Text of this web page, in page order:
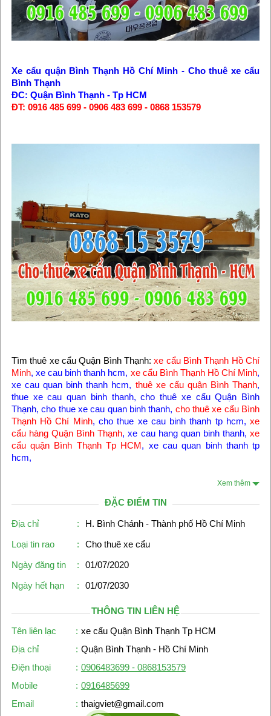
Xe cẩu quận Bình Thạnh Hồ Chí Minh - Cho thuê xe cẩu
Bình Thạnh
ĐC: Quận Bình Thạnh - Tp HCM
ĐT: 0916 485 699 - 0906 483 699 - 0868 153579
Tìm thuê xe cẩu Quận Bình Thạnh:xe cẩu Bình Thạnh Hồ Chí
Minh, xe cau binh thanh hcm, xe cẩu Bình Thạnh Hồ Chí Minh,
xe cau quan binh thanh hcm, thuê xe cẩu quận Bình Thạnh,
thue xe cau quan binh thanh,cho thuê xe cẩu Quận Bình
Thạnh, cho thue xe cau quan binh thanh, cho thuê xe cẩu Bình
Thạnh Hồ Chí Minh, cho thue xe cau binh thanh tp hcm, xe
cẩu hàng Quận Bình Thạnh, xe cau hang quan binh thanh, xe
cẩu quận Bình Thạnh Tp HCM, xe cau quan binh thanh tp
hcm,
Xem thêm
ĐẶC ĐIỂM TIN
Địa chỉ :
H. Bình Chánh - Thành phố Hồ Chí Minh
Loại tin rao
:
Cho thuê xe cẩu
Ngày đăng tin
:
01/07/2020
Ngày hết hạn
: 01/07/2030
THÔNG TIN LIÊN HỆ
Tên liên lạc
: xe cẩu Quận Bình Thạnh Tp HCM
Địa chỉ
: Quận Bình Thạnh - Hồ Chí Minh
Điện thoại
: 0906483699 - 0868153579
Mobile
: 0916485699
Email
: thaigviet@gmail.com